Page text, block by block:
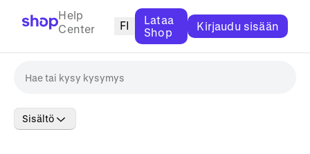
Help
Center
FI
Lataa
Shop
Kirjaudu sisään
Sisältö